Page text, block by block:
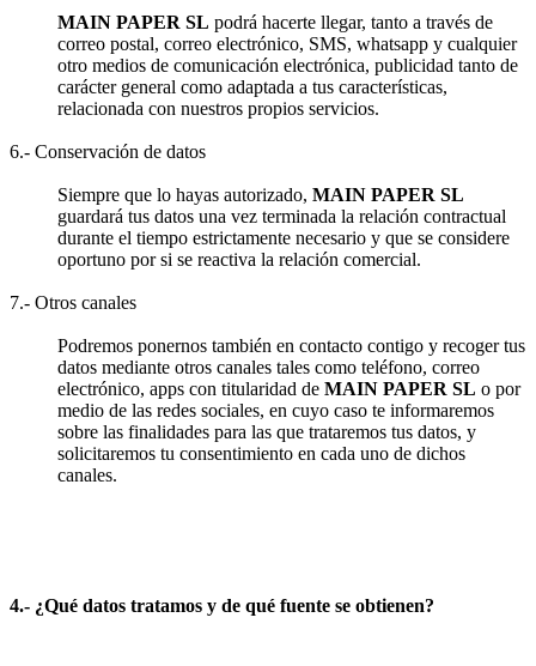
MAIN PAPER SL podrá hacerte llegar, tanto a través de
correo postal, correo electrónico, SMS, whatsapp y cualquier
otro medios de comunicación electrónica, publicidad tanto de
carácter general como adaptada a tus características,
relacionada con nuestros propios servicios.
6.- Conservación de datos
Siempre que lo hayas autorizado, MAIN PAPER SL
guardará tus datos una vez terminada la relación contractual
durante el tiempo estrictamente necesario y que se considere
oportuno por si se reactiva la relación comercial.
7.- Otros canales
Podremos ponernos también en contacto contigo y recoger tus
datos mediante otros canales tales como teléfono, correo
electrónico, apps con titularidad de MAIN PAPER SL o por
medio de las redes sociales, en cuyo caso te informaremos
sobre las finalidades para las que trataremos tus datos, y
solicitaremos tu consentimiento en cada uno de dichos
canales.
4.- ¿Qué datos tratamos y de qué fuente se obtienen?